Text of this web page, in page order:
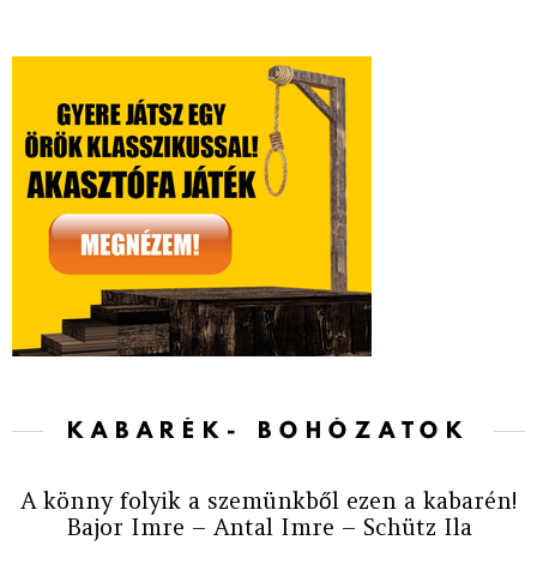
KABARÉK- BOHÓZATOK
A könny folyik a szemünkből ezen a kabarén!
Bajor Imre – Antal Imre – Schütz Ila